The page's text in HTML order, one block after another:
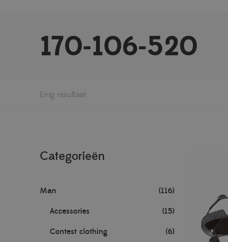
170-106-520
Enig resultaat
Categorieën
Man (116)
Accessories (15)
Contest clothing (6)